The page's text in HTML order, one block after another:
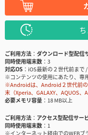
ご利用方法
ダウンロード型配信
同時使用端末数
3
対応OS
iOS最新の２世代前まで
※コンテンツの使用にあたり、専
※Androidは、Android２世代前の
末（Xperia、GALAXY、AQUOS
必要メモリ容量
18 MB以上
ご利用方法
アクセス型配信サー
同時使用端末数
1
※インターネット経由でのWEBブ